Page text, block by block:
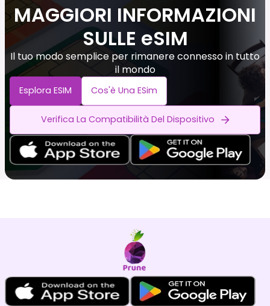
MAGGIORI INFORMAZIONI
SULLE eSIM
Il tuo modo semplice per rimanere connesso in tutto
il mondo
Esplora ESIM Cos'è Una ESim
Verifica La Compatibilità Del Dispositivo